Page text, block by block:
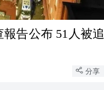
告公布 51人被追
分享